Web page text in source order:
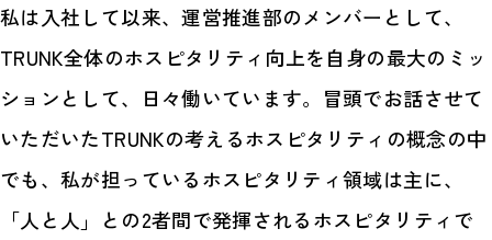
私は入社して以来、運営推進部のメンバーとして、
TRUNK全体のホスピタリティ向上を自身の最大のミッ
ションとして、日々働いています。冒頭でお話させて
いただいたTRUNKの考えるホスピタリティの概念の中
でも、私が担っているホスピタリティ領域は主に、
「人と人」との2者間で発揮されるホスピタリティで